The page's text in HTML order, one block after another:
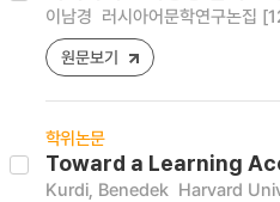
이남경 러시아어문학연구논
원문보기
학위논문
Toward a Learning
Kurdi, Benedek Harvard